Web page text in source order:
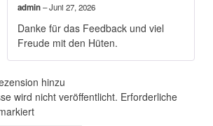
admin–Juni 27, 2026
Danke für das Feedback und viel
Freude mit den Hüten.
hinzu
wird nicht veröffentlicht. Erforderliche